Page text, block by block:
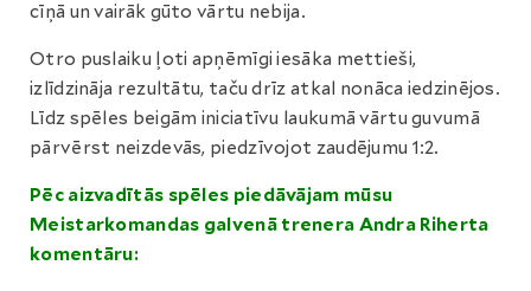
cīņā un vairāk gūto vārtu nebija.
Otro puslaiku ļoti apņēmīgi iesāka mettieši,
izlīdzināja rezultātu, taču drīz atkal nonāca iedzinējos.
Līdz spēles beigām iniciatīvu laukumā vārtu guvumā
pārvērst neizdevās, piedzīvojot zaudējumu 1:2.
Pēc aizvadītās spēles piedāvājam mūsu
Meistarkomandas galvenā trenera Andra Riherta
komentāru: